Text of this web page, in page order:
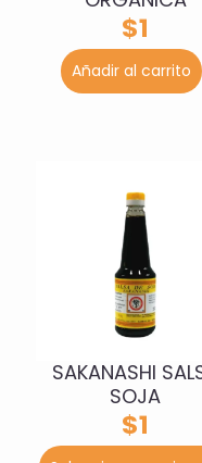
$1
Añadir al carrito
SAKANASHI
SOJA
$1